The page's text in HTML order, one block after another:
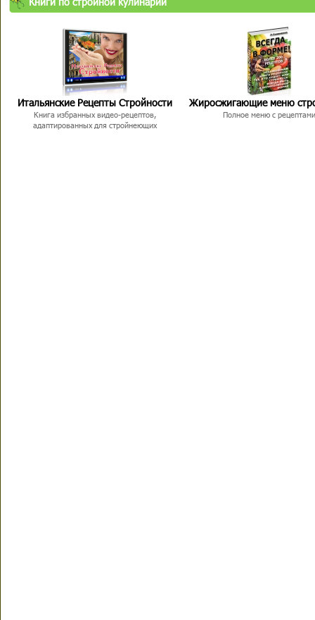
Итальянские Рецепты Стройности
Книга избранных видео-рецептов,
адаптированных для стройнеющих
Жиросжигающие меню
Полное меню с рецептами